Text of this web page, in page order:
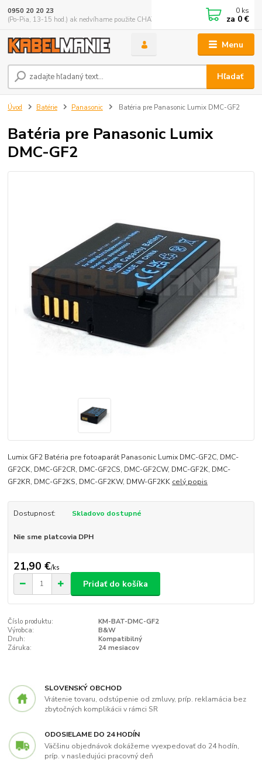
Menu
Hľadať
0950 20 20 23
(Po-Pia, 13-15 hod.) ak nedvíhame použite CHATBOX
0 ks
za 0 €
Úvod Batérie Panasonic Batéria pre Panasonic Lumix DMC-GF2
Batéria pre Panasonic Lumix
DMC-GF2
Lumix GF2 Batéria pre fotoaparát Panasonic Lumix DMC-GF2C, DMC-
GF2CK, DMC-GF2CR, DMC-GF2CS, DMC-GF2CW, DMC-GF2K, DMC-
GF2KR, DMC-GF2KS, DMC-GF2KW, DMW-GF2KK celý popis
Dostupnosť: Skladovo dostupné
Nie sme platcovia DPH
21,90 €/ks
Pridať do košíka
Číslo produktu:
KM-BAT-DMC-GF2
Výrobca:
B&W
Druh:
Kompatibilný
Záruka:
24 mesiacov
SLOVENSKÝ OBCHOD
Vrátenie tovaru, odstúpenie od zmluvy, príp. reklamácia bez
zbytočných komplikácii v rámci SR
ODOSIELAME DO 24 HODÍN
Väčšinu objednávok dokážeme vyexpedovať do 24 hodín,
príp. v nasledujúci pracovný deň